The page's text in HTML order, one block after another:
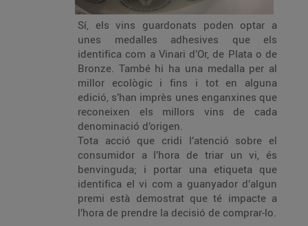
Sí, els vins guardonats poden optar a
unes medalles adhesives que els
identifica com a Vinari d’Or, de Plata o de
Bronze. També hi ha una medalla per al
millor ecològic i fins i tot en alguna
edició, s’han imprès unes enganxines que
reconeixen els millors vins de cada
denominació d’origen.
Tota acció que cridi l’atenció sobre el
consumidor a l’hora de triar un vi, és
benvinguda; i portar una etiqueta que
identifica el vi com a guanyador d’algun
premi està demostrat que té impacte a
l’hora de prendre la decisió de comprar-lo.